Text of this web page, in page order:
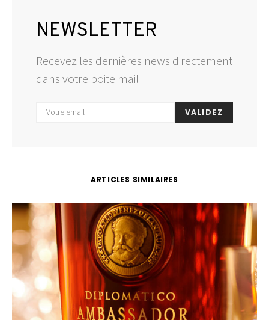
NEWSLETTER
Recevez les dernières news directement
dans votre boite mail
VALIDEZ
ARTICLES SIMILAIRES